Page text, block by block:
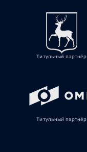
Титульный партнёр
Титульный партнёр